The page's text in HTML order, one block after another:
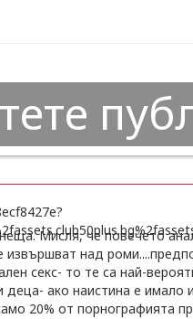
Мисля, че повечето
извършват над
секс- то те са най-
деца- ако наистина е имало
20% от порнографията